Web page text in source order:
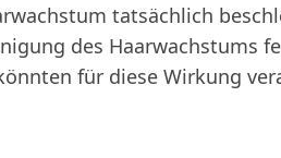
tatsächlich
des Haarwachstums
für diese Wirkung